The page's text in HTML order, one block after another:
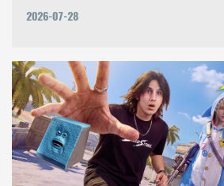
2026-07-28